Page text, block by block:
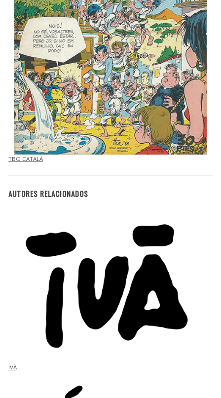
TBO CATALÀ
AUTORES RELACIONADOS
IVÀ